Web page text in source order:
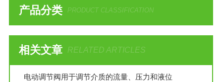
产品分类 PRODUCT CLASSIFICATION
相关文章 RELATED ARTICLES
电动调节阀用于调节介质的流量、压力和液位